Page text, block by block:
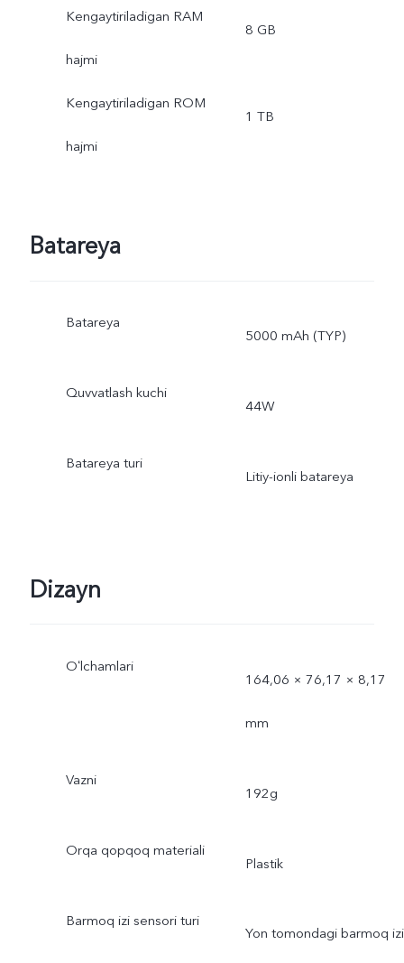
Kengaytiriladigan RAM
hajmi
8 GB
Kengaytiriladigan ROM
hajmi
1 TB
Batareya
Batareya
5000 mAh (TYP)
Quvvatlash kuchi
44W
Batareya turi
Litiy-ionli batareya
Dizayn
Oʻlchamlari
164,06 × 76,17 × 8,17
mm
Vazni
192g
Orqa qopqoq materiali
Plastik
Barmoq izi sensori turi
Yon tomondagi barmoq izi